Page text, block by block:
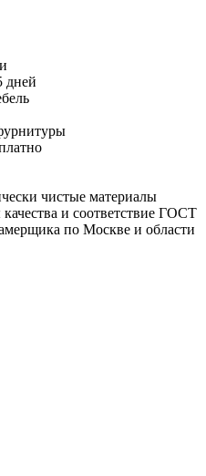
дней
чистые материалы
и соответствие ГОСТ
по Москве и области